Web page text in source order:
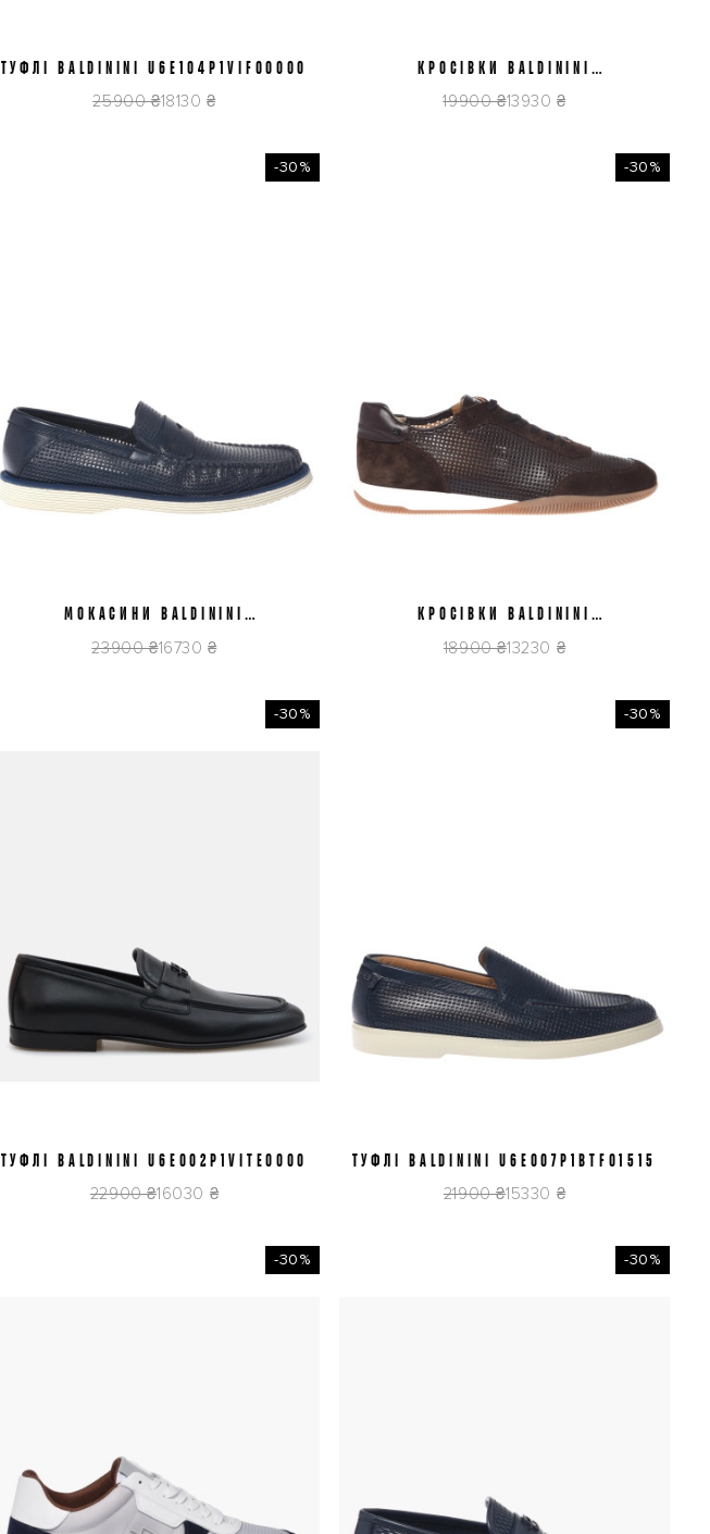
41 4244
ТУФЛІ BALDININI U6E104P1VIFO0000
25900 ₴18130 ₴
38
КРОСІВКИ BALDININI
19900 ₴13930 ₴
-30%
424344
МОКАСИНИ BALDININI
23900 ₴16730 ₴
-30%
41 44
КРОСІВКИ BALDININI
18900 ₴13230 ₴
-30%
41 41,5 4242,54344
ТУФЛІ BALDININI U6E002P1VITE0000
22900 ₴16030 ₴
-30%
41 4344 45
ТУФЛІ BALDININI U6E007P1BTFO1515
21900 ₴15330 ₴
-30% -30%